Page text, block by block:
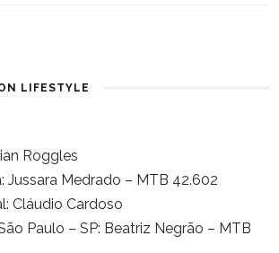
LIFESTYLE
Roggles
Jussara Medrado – MTB 42.602
Cláudio Cardoso
Paulo – SP: Beatriz Negrão – MTB